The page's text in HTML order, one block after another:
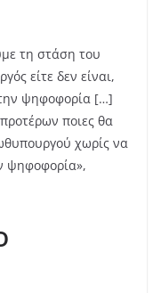
τη στάση του
είτε δεν είναι,
ψηφοφορία […]
ποιες θα
χωρίς να
ψηφοφορία»,